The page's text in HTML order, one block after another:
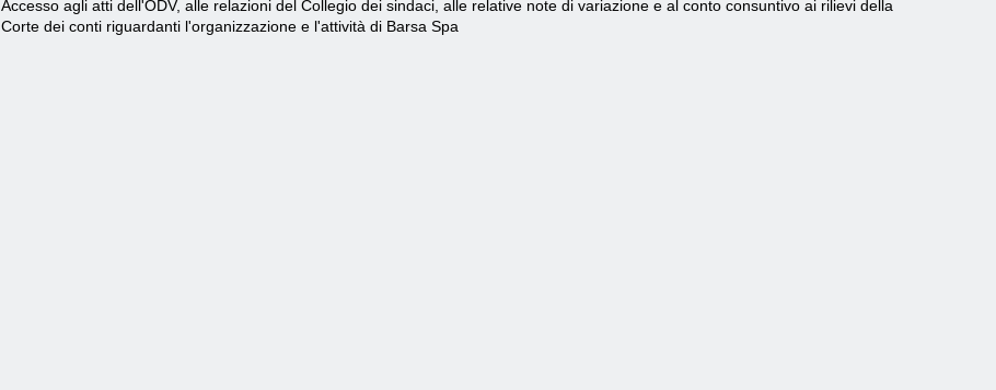
Accesso agli atti dell'ODV, alle relazioni del Collegio dei sindaci, alle relative note di variazione e al conto consuntivo ai rilievi della
Corte dei conti riguardanti l'organizzazione e l'attività di Barsa Spa